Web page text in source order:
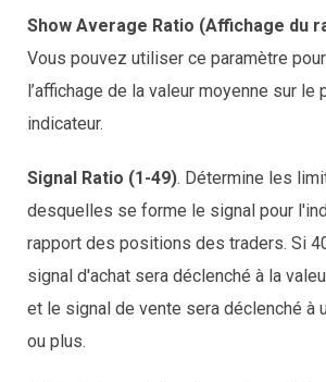
Show Average Ratio (Affichage du
Vous pouvez utiliser ce paramètre
l’affichage de la valeur moyenne sur le
indicateur.
Signal Ratio (1-49). Détermine les
desquelles se forme le signal pour
rapport des positions des traders. Si
signal d'achat sera déclenché à la
et le signal de vente sera déclenché à
ou plus.